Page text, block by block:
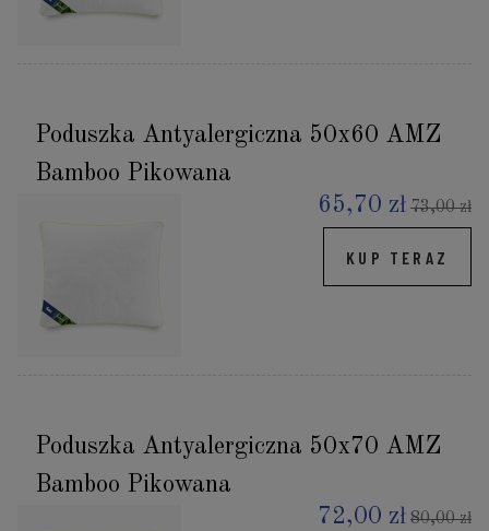
Poduszka Antyalergiczna 50x60 AMZ
Bamboo Pikowana
65,70 zł 73,00 zł
KUP TERAZ
Poduszka Antyalergiczna 50x70 AMZ
Bamboo Pikowana
72,00 zł 80,00 zł